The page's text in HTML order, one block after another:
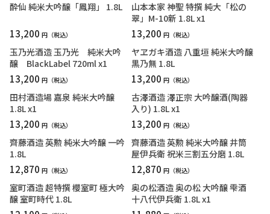
酔仙 純米大吟醸「鳳翔」 1.8L
13,200 円
山本本家 神聖 特撰 純大「松の
翠」M-10新 1.8L x1
13,200 円
玉乃光酒造 玉乃光 純米大吟
醸 BlackLabel 720ml x1
13,200 円
ヤヱガキ酒造 八重垣 純米大吟醸
黒乃無 1.8L
13,200 円
田村酒造場 嘉泉 純米大吟醸
1.8L x1
13,200 円
古澤酒造 澤正宗 大吟醸酒(陶器
入り) 1.8L x1
13,200 円
齊藤酒造 英勲 純米大吟醸 一吟
1.8L
12,870 円
齊藤酒造 英勲 純米大吟醸 井筒
屋伊兵衛 祝米三割五分磨 1.8L
12,870 円
室町酒造 超特撰 櫻室町 極大吟
醸 室町時代 1.8L
奥の松酒造 奥の松 大吟醸 雫酒
十八代伊兵衛 1.8L x1